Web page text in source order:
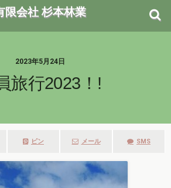
限会社 杉本林業
2023年5月24日
旅行2023！!
ピン メール SMS